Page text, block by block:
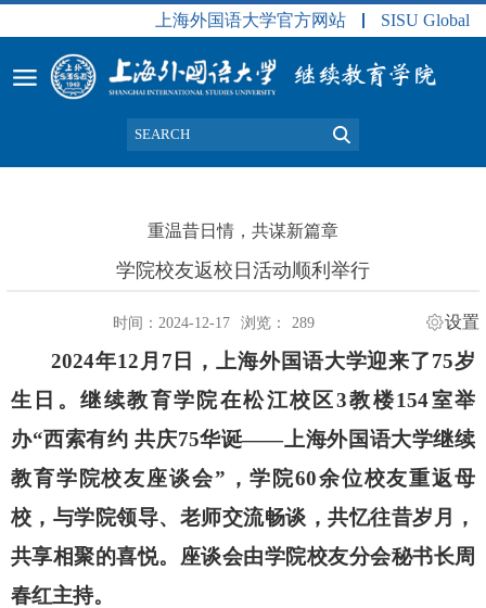
上海外国语大学官方网站 SISU Global
重温昔日情，共谋新篇章
学院校友返校日活动顺利举行
时间：2024-12-17 浏览： 289 设置
2024年12 月 7 日，上海外国语大学迎来了75岁
生日。继续教育学院在松江校区 3教楼154室举
办“西索有约 共庆75华诞——上海外国语大学继续
教育学院校友座谈会”，学院60余位校友重返母
校，与学院领导、老师交流畅谈，共忆往昔岁月，
共享相聚的喜悦。座谈会由学院校友分会秘书长周
春红主持。